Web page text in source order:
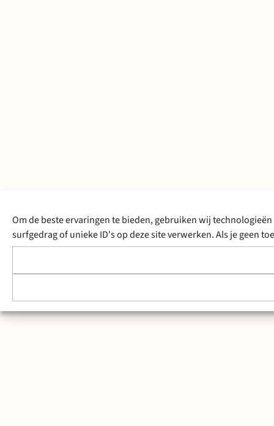
Om de beste ervaringen te bieden, gebruiken wij
surfgedrag of unieke ID's op deze site verwerken. Als je geen